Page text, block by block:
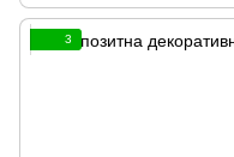
3